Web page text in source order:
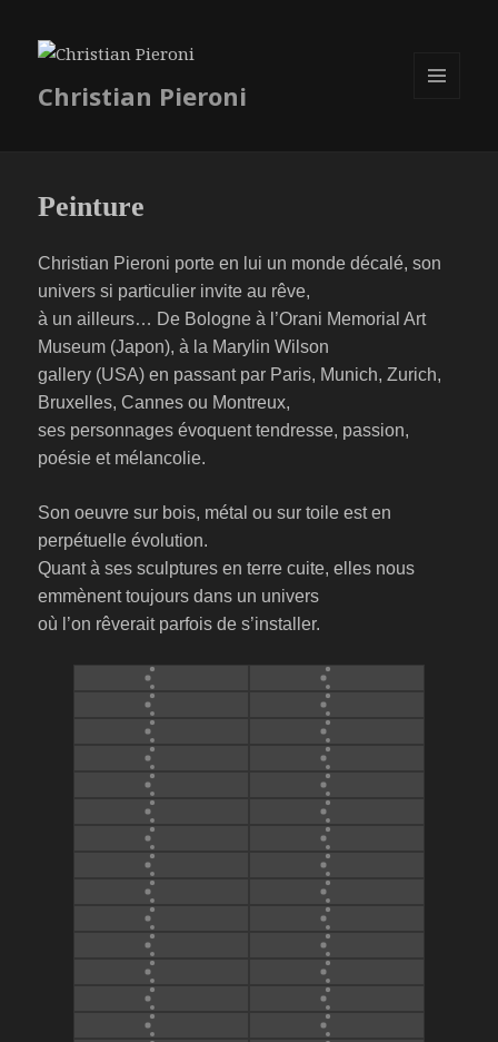
Christian Pieroni
Peinture
Christian Pieroni porte en lui un monde décalé, son
univers si particulier invite au rêve,
à un ailleurs… De Bologne à l’Orani Memorial Art
Museum (Japon), à la Marylin Wilson
gallery (USA) en passant par Paris, Munich, Zurich,
Bruxelles, Cannes ou Montreux,
ses personnages évoquent tendresse, passion,
poésie et mélancolie.
Son oeuvre sur bois, métal ou sur toile est en
perpétuelle évolution.
Quant à ses sculptures en terre cuite, elles nous
emmènent toujours dans un univers
où l’on rêverait parfois de s’installer.